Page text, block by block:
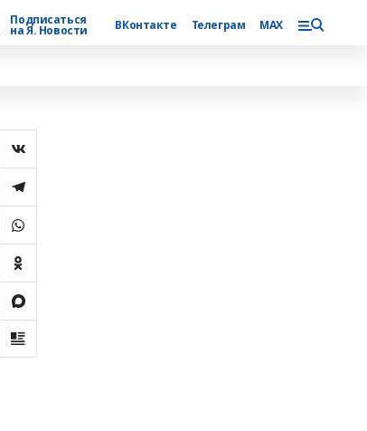
Подписаться
на Я. Новости ВКонтакте Телеграм MAX